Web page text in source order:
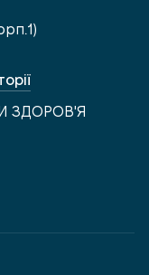
ЗДОРОВ'Я